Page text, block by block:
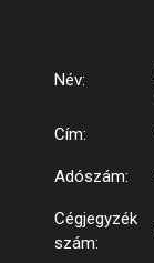
Név:
Cím:
Adószám:
Cégjegyzék
szám: